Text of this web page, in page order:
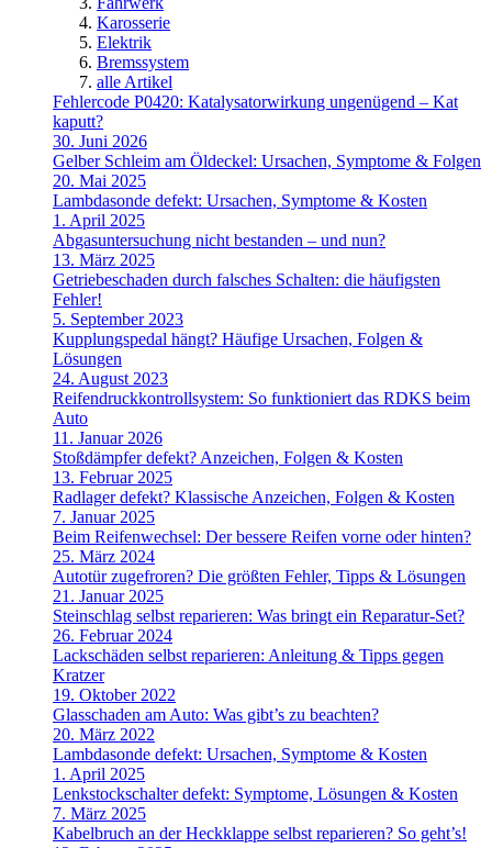
Karosserie
Elektrik
Bremssystem
alle Artikel
Fehlercode P0420: Katalysatorwirkung ungenügend – Kat
kaputt?
30. Juni 2026
Gelber Schleim am Öldeckel: Ursachen, Symptome & Folgen
20. Mai 2025
Lambdasonde defekt: Ursachen, Symptome & Kosten
1. April 2025
Abgasuntersuchung nicht bestanden – und nun?
13. März 2025
Getriebeschaden durch falsches Schalten: die häufigsten
Fehler!
5. September 2023
Kupplungspedal hängt? Häufige Ursachen, Folgen &
Lösungen
24. August 2023
Reifendruckkontrollsystem: So funktioniert das RDKS beim
Auto
11. Januar 2026
Stoßdämpfer defekt? Anzeichen, Folgen & Kosten
13. Februar 2025
Radlager defekt? Klassische Anzeichen, Folgen & Kosten
7. Januar 2025
Beim Reifenwechsel: Der bessere Reifen vorne oder hinten?
25. März 2024
Autotür zugefroren? Die größten Fehler, Tipps & Lösungen
21. Januar 2025
Steinschlag selbst reparieren: Was bringt ein Reparatur-Set?
26. Februar 2024
Lackschäden selbst reparieren: Anleitung & Tipps gegen
Kratzer
19. Oktober 2022
Glasschaden am Auto: Was gibt’s zu beachten?
20. März 2022
Lambdasonde defekt: Ursachen, Symptome & Kosten
1. April 2025
Lenkstockschalter defekt: Symptome, Lösungen & Kosten
7. März 2025
Kabelbruch an der Heckklappe selbst reparieren? So geht’s!